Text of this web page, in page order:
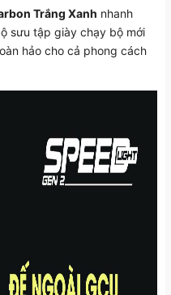
Trắng Xanh nhanh
sưu tập giày chạy bộ mới
hảo cho cả phong cách